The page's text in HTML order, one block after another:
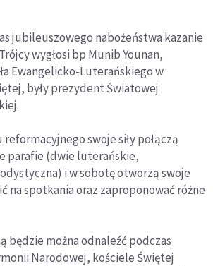
jubileuszowego nabożeństwa kazanie
wygłosi bp Munib Younan,
Ewangelicko-Luterańskiego w
były prezydent Światowej
swoje siły połączą
parafie (dwie luterańskie,
i w sobotę otworzą swoje
na spotkania oraz zaproponować różne
będzie można odnaleźć podczas
Narodowej, kościele Świętej